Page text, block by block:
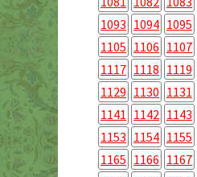
1093 1094 1095
1105 1106 1107
1117 1118 1119
1129 1130 1131
1141 1142 1143
1153 1154 1155
1165 1166 1167